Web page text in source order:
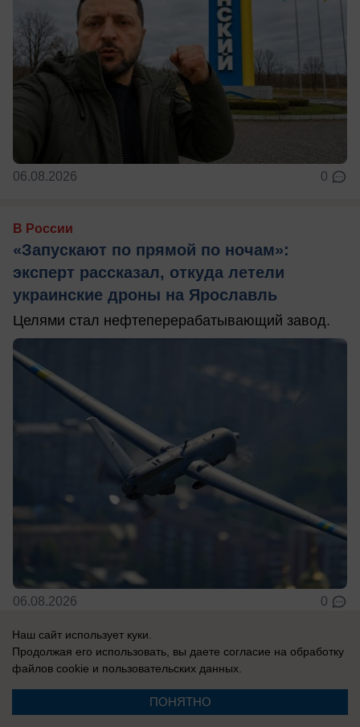
06.08.2026 0
В России
«Запускают по прямой по ночам»:
эксперт рассказал, откуда летели
украинские дроны на Ярославль
Целями стал нефтеперерабатывающий завод.
06.08.2026 0
В России
Ракетчики из КНДР готовы ударить по
Киеву: Запад паникует из-за российско-
корейского сотрудничества
Наш сайт использует куки.
Продолжая его использовать, вы даете согласие на обработку
файлов cookie и пользовательских данных.
ПОНЯТНО